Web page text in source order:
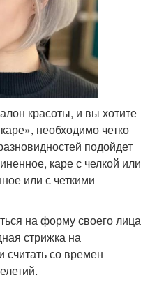
красоты, и вы хотите
необходимо четко
подойдет
каре с челкой или
или с четкими
на форму своего лица
стрижка на
считать со времен